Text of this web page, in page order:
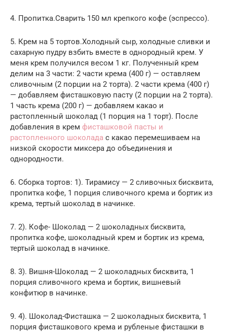
4. Пропитка.Сварить 150 мл крепкого кофе (эспрессо).
5. Крем на 5 тортов.Холодный сыр, холодные сливки и
сахарную пудру взбить вместе в однородный крем. У
меня крем получился весом 1 кг. Полученный крем
делим на 3 части: 2 части крема (400 г) — оставляем
сливочным (2 порции на 2 торта). 2 части крема (400 г)
— добавляем фисташковую пасту (2 порции на 2 торта).
1 часть крема (200 г) — добавляем какао и
растопленный шоколад (1 порция на 1 торт). После
добавления в крем фисташковой пасты и
растопленного шоколада с какао перемешиваем на
низкой скорости миксера до объединения и
однородности.
6. Сборка тортов: 1). Тирамису — 2 сливочных бисквита,
пропитка кофе, 1 порция сливочного крема и бортик из
крема, тертый шоколад в начинке.
7. 2). Кофе- Шоколад — 2 шоколадных бисквита,
пропитка кофе, шоколадный крем и бортик из крема,
тертый шоколад в начинке.
8. 3). Вишня-Шоколад — 2 шоколадных бисквита, 1
порция сливочного крема и бортик, вишневый
конфитюр в начинке.
9. 4). Шоколад-Фисташка — 2 шоколадных бисквита, 1
порция фисташкового крема и рубленые фисташки в